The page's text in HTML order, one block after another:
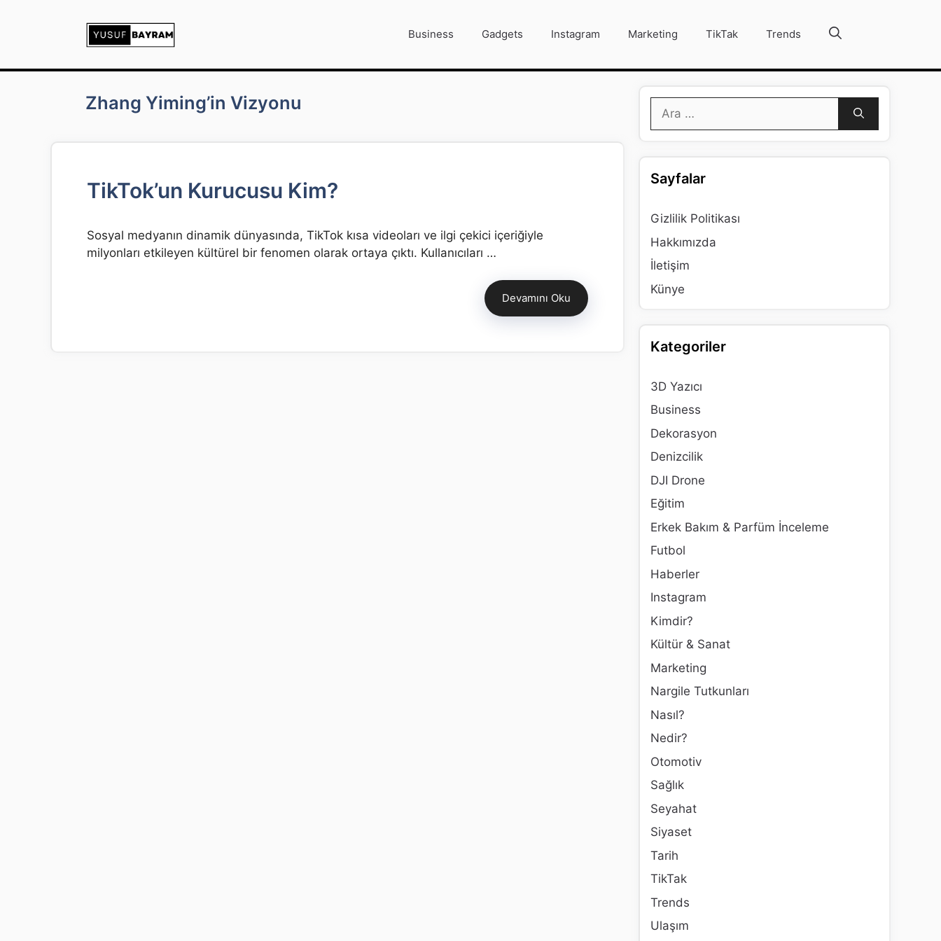
Business Gadgets Instagram Marketing TikTak Trends
Zhang Yiming’in Vizyonu
TikTok’un Kurucusu Kim?
Sosyal medyanın dinamik dünyasında, TikTok kısa videoları ve ilgi çekici içeriğiyle
milyonları etkileyen kültürel bir fenomen olarak ortaya çıktı. Kullanıcıları …
Devamını Oku
için
Sayfalar
Gizlilik Politikası
Hakkımızda
İletişim
Künye
Kategoriler
3D Yazıcı
Business
Dekorasyon
Denizcilik
DJI Drone
Eğitim
Erkek Bakım & Parfüm İnceleme
Futbol
Haberler
Instagram
Kimdir?
Kültür & Sanat
Marketing
Nargile Tutkunları
Nasıl?
Nedir?
Otomotiv
Sağlık
Seyahat
Siyaset
Tarih
TikTak
Trends
Ulaşım